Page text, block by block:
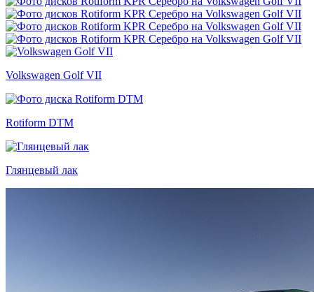
Volkswagen Golf VII
Rotiform DTM
Глянцевый лак